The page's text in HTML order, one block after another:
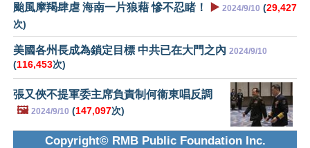
颱風摩羯肆虐 海南一片狼藉 慘不忍睹！ ▶️ 2024/9/10 (29,427
次)
美國各州長成為鎖定目標 中共已在大門之內 2024/9/10
(116,453次)
張又俠不提軍委主席負責制何衞東唱反調
🖼️ 2024/9/10 (147,097次)
Copyright© RMB Public Foundation Inc.